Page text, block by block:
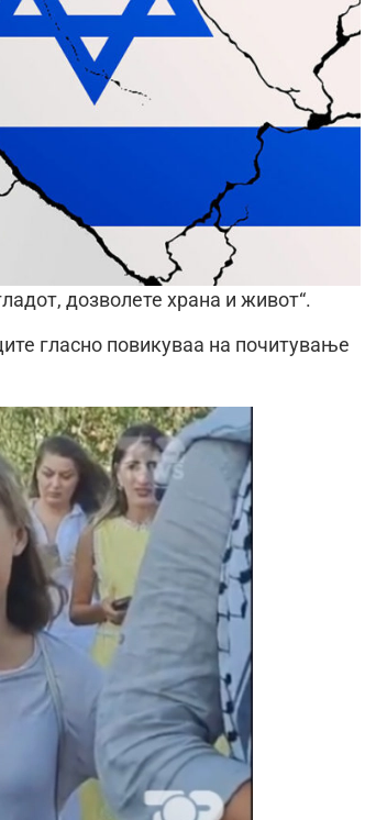
дозволете храна и живот“.
гласно повикуваа на почитување